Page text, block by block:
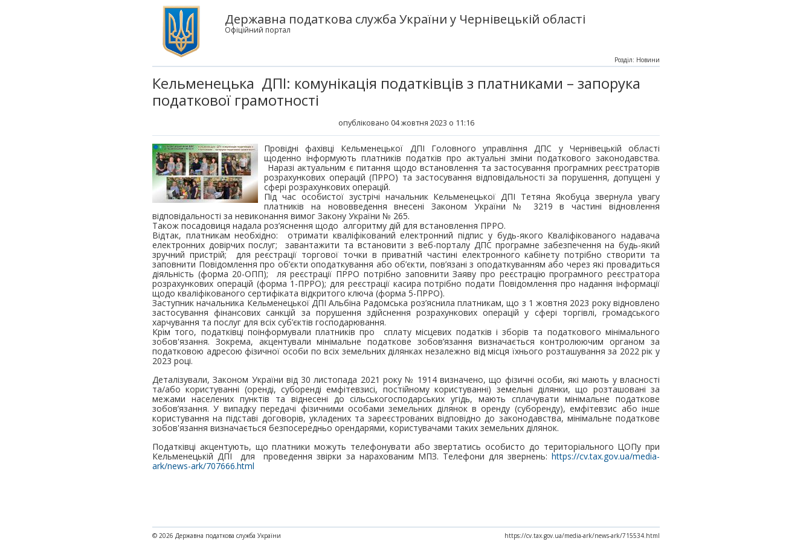
Державна податкова служба України у Чернівецькій області
Офіційний портал
Кельменецька ДПІ: комунікація податківців з платниками – запорука
податкової грамотності
опубліковано 04 жовтня 2023 о 11:16
Розділ: Новини
Провідні фахівці Кельменецької ДПІ Головного управління ДПС у Чернівецькій області
щоденно інформують платників податків про актуальні зміни податкового законодавства.
Наразі актуальним є питання щодо встановлення та застосування програмних реєстраторів
розрахункових операцій (ПРРО) та застосування відповідальності за порушення, допущені у
сфері розрахункових операцій.
Під час особистої зустрічі начальник Кельменецької ДПІ Тетяна Якобуца звернула увагу
платників на нововведення внесені Законом України № 3219 в частині відновлення
відповідальності за невиконання вимог Закону України № 265.
Також посадовиця надала роз’яснення щодо алгоритму дій для встановлення ПРРО.
Відтак, платникам необхідно: отримати кваліфікований електронний підпис у будь-якого Кваліфікованого надавача
електронних довірчих послуг; завантажити та встановити з веб-порталу ДПС програмне забезпечення на будь-який
зручний пристрій; для реєстрації торгової точки в приватній частині електронного кабінету потрібно створити та
заповнити Повідомлення про об’єкти оподаткування або об’єкти, пов’язані з оподаткуванням або через які провадиться
діяльність (форма 20-ОПП); ля реєстрації ПРРО потрібно заповнити Заяву про реєстрацію програмного реєстратора
розрахункових операцій (форма 1-ПРРО); для реєстрації касира потрібно подати Повідомлення про надання інформації
щодо кваліфікованого сертифіката відкритого ключа (форма 5-ПРРО).
Заступник начальника Кельменецької ДПІ Альбіна Радомська роз’яснила платникам, що з 1 жовтня 2023 року відновлено
застосування фінансових санкцій за порушення здійснення розрахункових операцій у сфері торгівлі, громадського
харчування та послуг для всіх суб’єктів господарювання.
Крім того, податківці поінформували платників про сплату місцевих податків і зборів та податкового мінімального
зобов'язання. Зокрема, акцентували мінімальне податкове зобов’язання визначається контролюючим органом за
податковою адресою фізичної особи по всіх земельних ділянках незалежно від місця їхнього розташування за 2022 рік у
2023 році.
Деталізували, Законом України від 30 листопада 2021 року № 1914 визначено, що фізичні особи, які мають у власності
та/або користуванні (оренді, суборенді емфітевзисі, постійному користуванні) земельні ділянки, що розташовані за
межами населених пунктів та віднесені до сільськогосподарських угідь, мають сплачувати мінімальне податкове
зобов’язання. У випадку передачі фізичними особами земельних ділянок в оренду (суборенду), емфітевзис або інше
користування на підставі договорів, укладених та зареєстрованих відповідно до законодавства, мінімальне податкове
зобов'язання визначається безпосередньо орендарями, користувачами таких земельних ділянок.
Податківці акцентують, що платники можуть телефонувати або звертатись особисто до територіального ЦОПу при
Кельменецькій ДПІ для проведення звірки за нарахованим МПЗ. Телефони для звернень: https://cv.tax.gov.ua/media-
ark/news-ark/707666.html
© 2026 Державна податкова служба України https://cv.tax.gov.ua/media-ark/news-ark/715534.html